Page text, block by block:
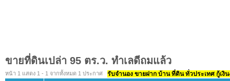
ขายที่ดินเปล่า 95 ตร.ว. ทำเลดีถมแล้ว
หน้า 1 แสดง 1 - 1 จากทั้งหมด 1 ประกาศ รับจำนอง ขายฝาก บ้าน ที่ดิน ทั่วประเทศ กู้เงิ